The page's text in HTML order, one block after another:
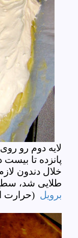
لایه دوم رو
پانزده تا بیست
خلال دندون
طلایی شد،
برویل (حرارت